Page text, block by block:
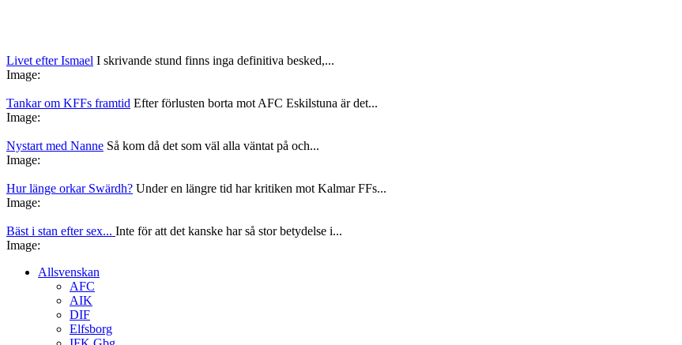
Livet efter Ismael I skrivande stund finns inga definitiva besked,...
Image:
Tankar om KFFs framtid Efter förlusten borta mot AFC Eskilstuna är det...
Image:
Nystart med Nanne Så kom då det som väl alla väntat på och...
Image:
Hur länge orkar Swärdh? Under en längre tid har kritiken mot Kalmar FFs...
Image:
Bäst i stan efter sex... Inte för att det kanske har så stor betydelse i...
Image:
Allsvenskan
AFC
AIK
DIF
Elfsborg